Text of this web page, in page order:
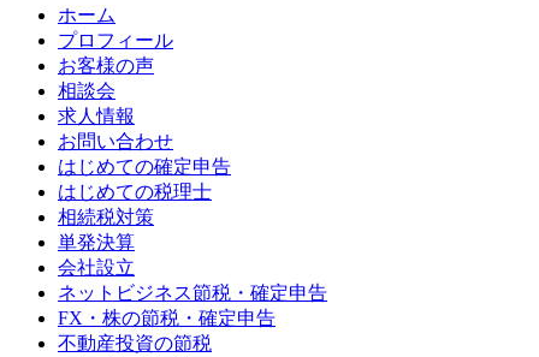
ホーム
プロフィール
お客様の声
相談会
求人情報
お問い合わせ
はじめての確定申告
はじめての税理士
相続税対策
単発決算
会社設立
ネットビジネス節税・確定申告
FX・株の節税・確定申告
不動産投資の節税